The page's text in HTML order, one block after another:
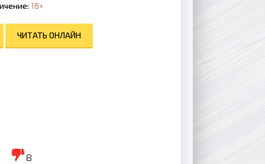
18+
ЧИТАТЬ ОНЛАЙН
8